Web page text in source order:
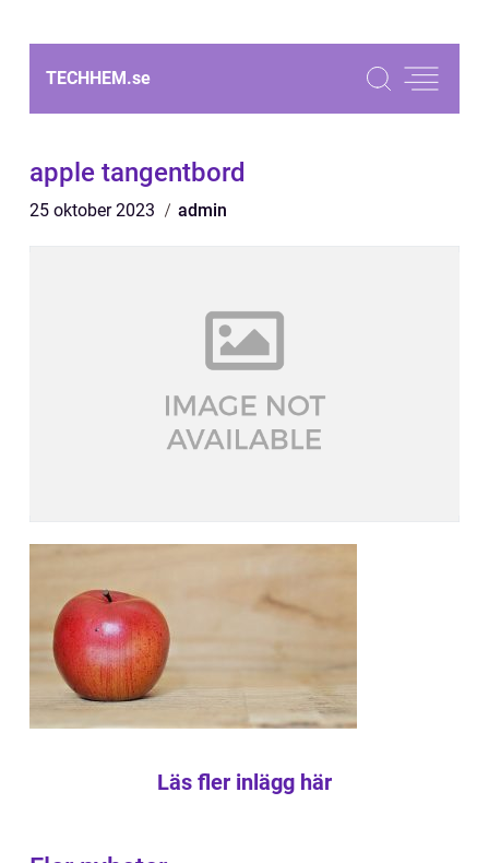
TECHHEM.se
apple tangentbord
25 oktober 2023 admin
Läs fler inlägg här